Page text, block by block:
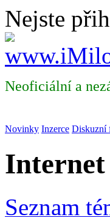
Nejste
Neoficiální a
Novinky Inzerce Diskuzní
Internet
Seznam